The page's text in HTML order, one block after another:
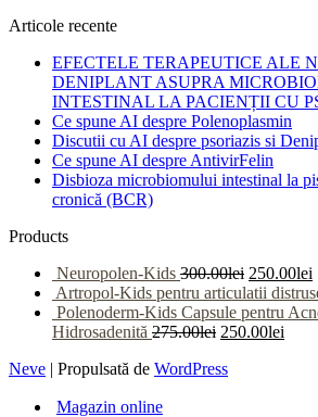
Articole recente
EFECTELE TERAPEUTICE ALE
DENIPLANT ASUPRA
INTESTINAL LA PACIENȚII CU
Ce spune AI despre Polenoplasmin
Discutii cu AI despre psoriazis si
Ce spune AI despre AntivirFelin
Disbioza microbiomului intestinal la
cronică (BCR)
Products
Neuropolen-Kids 300.00lei 250.00lei
Artropol-Kids pentru articulatii
Polenoderm-Kids Capsule pentru
Hidrosadenită 275.00lei 250.00lei
Neve | Propulsată de WordPress
Magazin online